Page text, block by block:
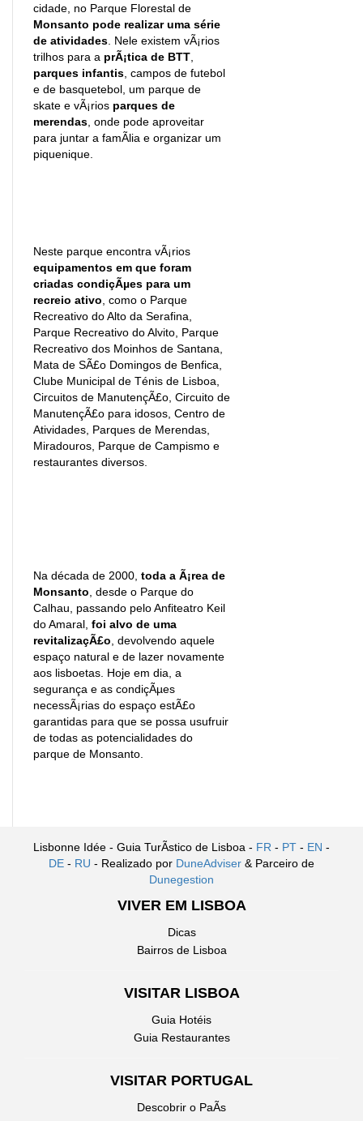
cidade, no Parque Florestal de
Monsanto pode realizar uma série
de atividades . Nele existem vÃ¡rios
trilhos para a prÃ¡tica de BTT
parques infantis , campos de futebol
e de basquetebol, um parque de
skate e vÃ¡rios parques de
merendas , onde pode aproveitar
para juntar a famÃ­lia e organizar um
piquenique.
Neste parque encontra vÃ¡rios
equipamentos em que foram
criadas condiçÃµes para um
recreio ativo , como o Parque
Recreativo do Alto da Serafina,
Parque Recreativo do Alvito, Parque
Recreativo dos Moinhos de Santana,
Mata de SÃ£o Domingos de Benfica,
Clube Municipal de Ténis de Lisboa,
Circuitos de ManutençÃ£o, Circuito de
ManutençÃ£o para idosos, Centro de
Atividades, Parques de Merendas,
Miradouros, Parque de Campismo e
restaurantes diversos.
Na década de 2000, toda a Ã¡rea de
Monsanto , desde o Parque do
Calhau, passando pelo Anfiteatro Keil
do Amaral, foi alvo de uma
revitalizaçÃ£o , devolvendo aquele
espaço natural e de lazer novamente
aos lisboetas. Hoje em dia, a
segurança e as condiçÃµes
necessÃ¡rias do espaço estÃ£o
garantidas para que se possa usufruir
de todas as potencialidades do
parque de Monsanto.
Lisbonne Idée - Guia TurÃ­stico de Lisboa - FR - PT - EN -
DE - RU - Realizado por DuneAdviser & Parceiro de
Dunegestion
VIVER EM LISBOA
Dicas
Bairros de Lisboa
VISITAR LISBOA
Guia Hotéis
Guia Restaurantes
VISITAR PORTUGAL
Descobrir o PaÃ­s